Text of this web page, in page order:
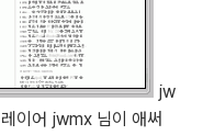
jw
이어 jwmx 님이 애써